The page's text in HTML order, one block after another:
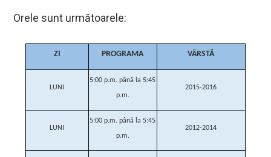
Orele sunt următoarele:
ZI PROGRAMA VÂRSTĂ
LUNI
5:00 p.m. până la 5:45
p.m.
2015-2016
LUNI
5:00 p.m. până la 5:45
p.m.
2012-2014